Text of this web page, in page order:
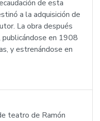
de esta
a la adquisición de
La obra después
publicándose en 1908
y estrenándose en
teatro de Ramón